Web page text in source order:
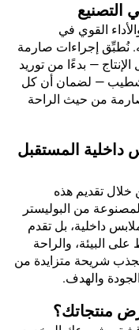
التصنيع
رضا عملائنا المرتفع ⭐⭐⭐⭐⭐ 5.0 والأداء القوي في
نُطبِّق إجراءات صارمة
— بدءًا من توريد
— لضمان أن كل
من حيث الراحة
داخلية المستقبل
خلال تقديم هذه
من البوليستر
داخلية، بل تقدم
البيئة، والراحة
لجذب شريحة متزايدة من
والهدف.
منتجاتك؟